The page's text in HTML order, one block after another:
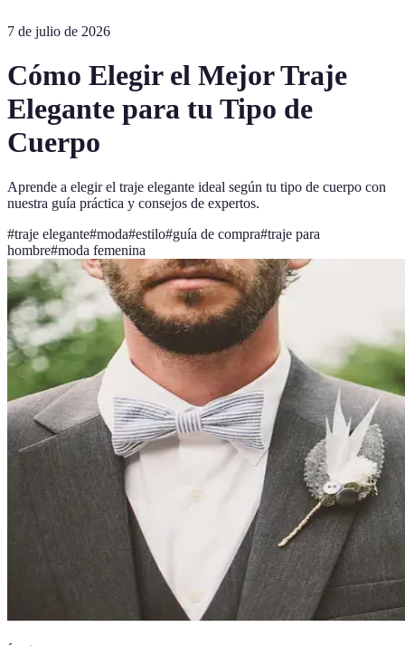
7 de julio de 2026
Cómo Elegir el Mejor Traje
Elegante para tu Tipo de
Cuerpo
Aprende a elegir el traje elegante ideal según tu tipo de cuerpo con
nuestra guía práctica y consejos de expertos.
#traje elegante#moda#estilo#guía de compra#traje para
hombre#moda femenina